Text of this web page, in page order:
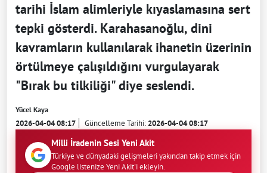
tarihi İslam alimleriyle kıyaslamasına sert
tepki gösterdi. Karahasanoğlu, dini
kavramların kullanılarak ihanetin üzerinin
örtülmeye çalışıldığını vurgulayarak
"Bırak bu tilkiliği" diye seslendi.
Yücel Kaya
2026-04-04 08:17 Güncelleme Tarihi:2026-04-04 08:17
Milli İradenin Sesi Yeni Akit
Türkiye ve dünyadaki gelişmeleri yakından takip etmek için
Google listenize Yeni Akit'i ekleyin.